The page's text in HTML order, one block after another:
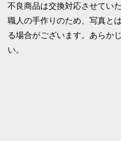
不良商品は交換対応させていた
職人の手作りのため、写真と
る場合がございます。あらか
い。